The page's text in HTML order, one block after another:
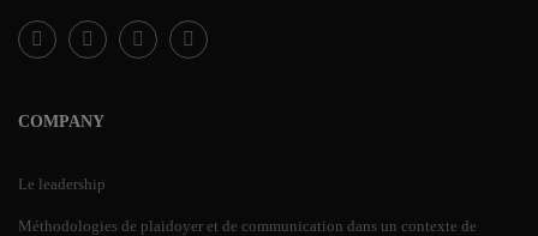
COMPANY
Le leadership
Méthodologies de plaidoyer et de communication dans un contexte de